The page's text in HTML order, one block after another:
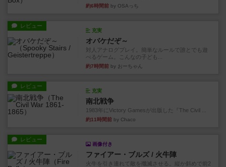
約6時間前 by OSAっち
レビュー
充実
オバケだぞ～
対人アナログプレイ。簡単なルールで誰とでも遊
べるゲーム。こんなの子ども...
約7時間前 by おーちゃん
レビュー
充実
南北戦争
1983年にVictory Gamesが出版した『The Civil ...
約11時間前 by Chaco
レビュー
画像付き
ファイアー・ブルズ / 火牛陣
火牛を引き連れて敵を殲滅させる。縦か斜めで前2